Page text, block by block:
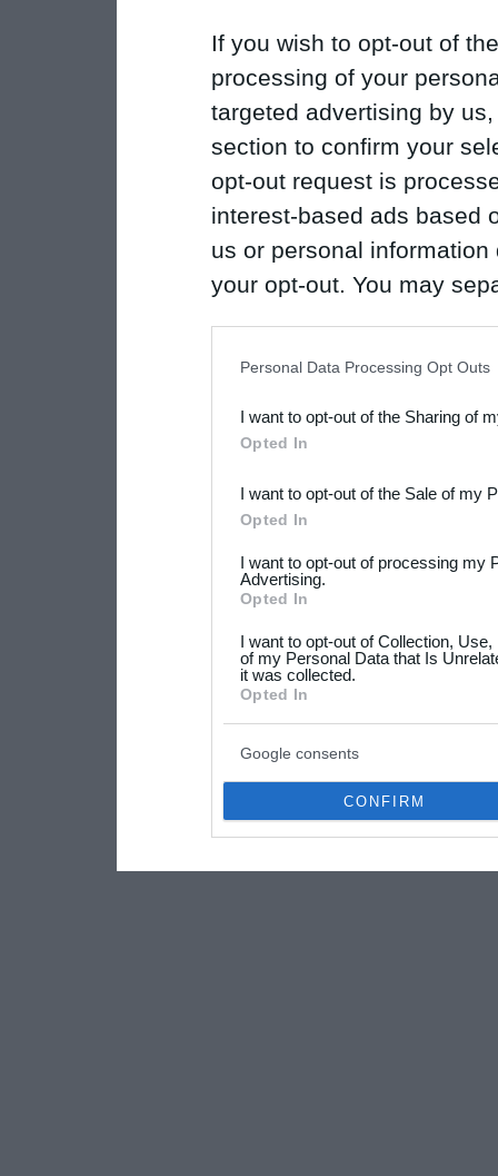
If you wish to opt-out of
processing of your
targeted advertising by
section to confirm your
opt-out request is
interest-based ads based
us or personal
your opt-out. You may
Downstream Participants
third parties.
Please note that this
not limited to your visit or
your data for below
consent section.
Personal Data Processing Opt Outs
I want to opt-out of the Sharing of
Opted In
I want to opt-out of the Sale of my
Opted In
I want to opt-out of processing my
Advertising.
Opted In
I want to opt-out of Collection,
of my Personal Data that Is
it was collected.
Opted In
Google consents
CONFIRM